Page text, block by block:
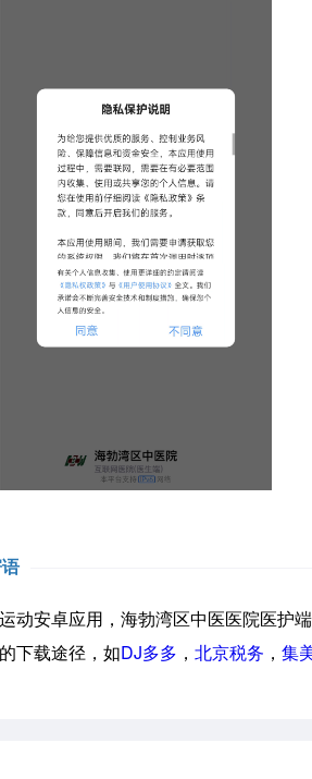
安卓应用，海勃湾区中医医院医护
下载途径，如DJ多多 ， 北京税务 ， 集